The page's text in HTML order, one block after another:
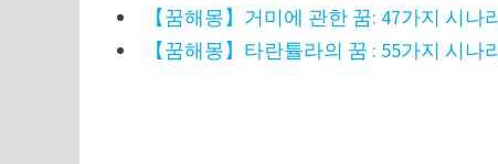
【꿈해몽】거미에 관한 꿈: 47가지 시나
【꿈해몽】타란튤라의 꿈 : 55가지 시나